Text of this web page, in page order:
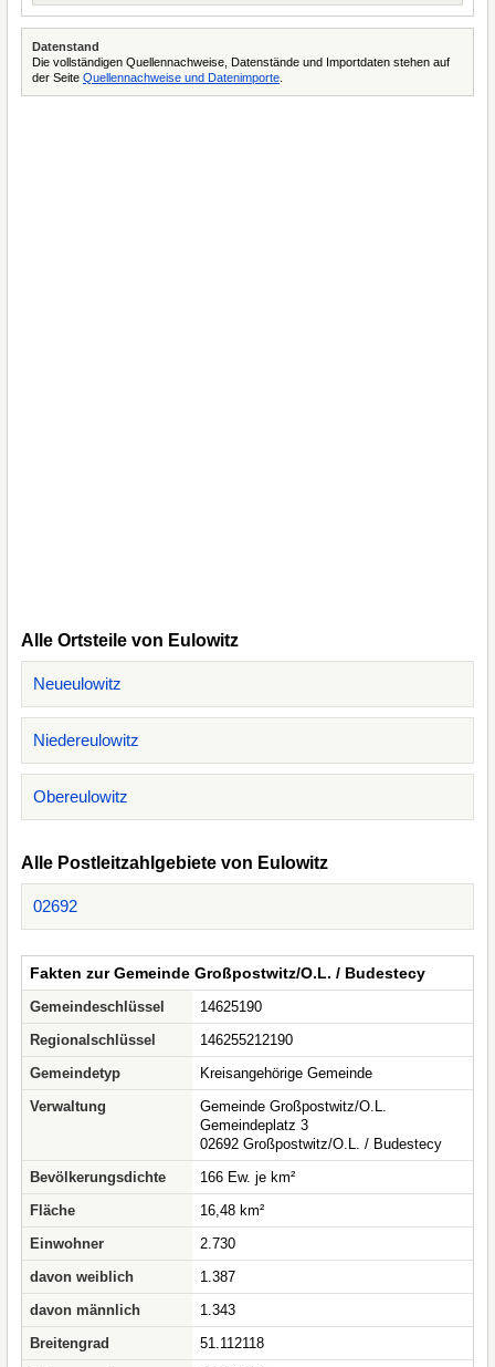
Datenstand
Die vollständigen Quellennachweise, Datenstände und Importdaten stehen auf
der Seite Quellennachweise und Datenimporte
Alle Ortsteile von Eulowitz
Neueulowitz
Niedereulowitz
Obereulowitz
Alle Postleitzahlgebiete von Eulowitz
02692
Fakten zur Gemeinde Großpostwitz/O.L. / Budestecy
Gemeindeschlüssel
14625190
Regionalschlüssel
146255212190
Gemeindetyp
Kreisangehörige Gemeinde
Verwaltung
Gemeinde Großpostwitz/O.L.
Gemeindeplatz 3
02692 Großpostwitz/O.L. / Budestecy
Bevölkerungsdichte
166 Ew. je km²
Fläche
16,48 km²
Einwohner
2.730
davon weiblich
1.387
davon männlich
1.343
Breitengrad
51.112118